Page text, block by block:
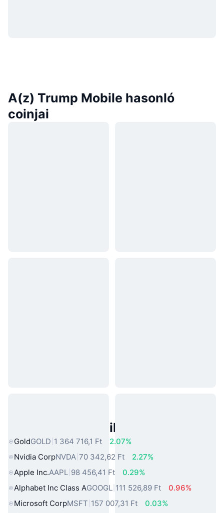
A(z) Trump Mobile hasonló
coinjai
Népszerű Való Világbeli Eszközök
GoldGOLD 1 364 716,1 Ft
2.07%
Nvidia CorpNVDA 70 342,62 Ft
2.27%
Apple Inc.AAPL 98 456,41 Ft
0.29%
Alphabet Inc Class AGOOGL 111 526,89 Ft
0.96%
Microsoft CorpMSFT 157 007,31 Ft
0.03%